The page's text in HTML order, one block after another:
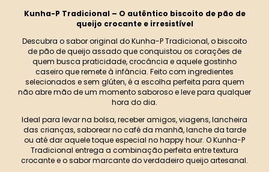
Kunha-P Tradicional – O autêntico biscoito de pão de
queijo crocante e irresistível
Descubra o sabor original do Kunha-P Tradicional, o biscoito
de pão de queijo assado que conquistou os corações de
quem busca praticidade, crocância e aquele gostinho
caseiro que remete à infância. Feito com ingredientes
selecionados e sem glúten, é a escolha perfeita para quem
não abre mão de um momento saboroso e leve para qualquer
hora do dia.
Ideal para levar na bolsa, receber amigos, viagens, lancheira
das crianças, saborear no café da manhã, lanche da tarde
ou até dar aquele toque especial no happy hour. O Kunha-P
Tradicional entrega a combinação perfeita entre textura
crocante e o sabor marcante do verdadeiro queijo artesanal.